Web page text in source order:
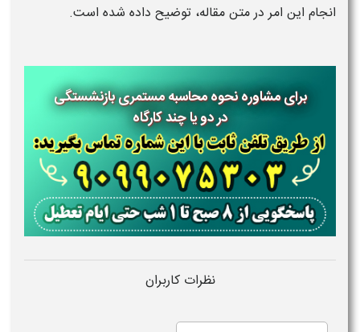
انجام این امر در متن مقاله، توضیح داده شده است.
برای مشاوره نحوه محاسبه مستمری بازنشستگی
در دو یا چند کارگاه
نظرات کاربران